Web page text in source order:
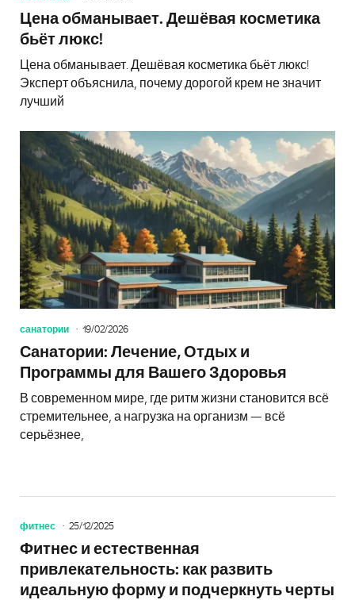
Цена обманывает. Дешёвая косметика
бьёт люкс!
Цена обманывает. Дешёвая косметика бьёт люкс!
Эксперт объяснила, почему дорогой крем не значит
лучший
санатории 19/02/2026
Санатории: Лечение, Отдых и
Программы для Вашего Здоровья
В современном мире, где ритм жизни становится всё
стремительнее, а нагрузка на организм — всё
серьёзнее,
фитнес 25/12/2025
Фитнес и естественная
привлекательность: как развить
идеальную форму и подчеркнуть черты